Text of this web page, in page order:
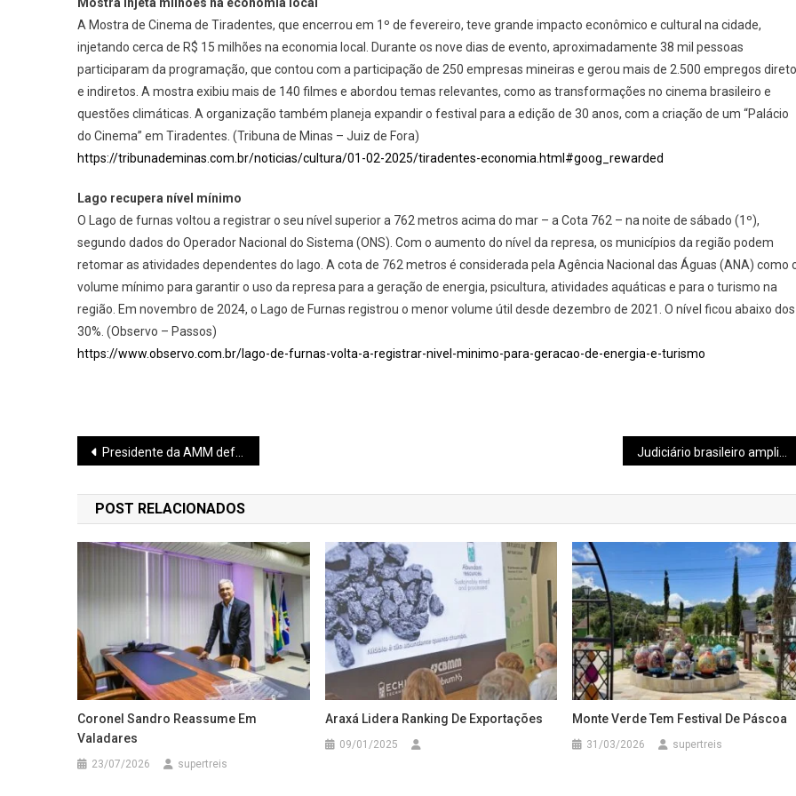
Mostra injeta milhões na economia local
A Mostra de Cinema de Tiradentes, que encerrou em 1º de fevereiro, teve grande impacto econômico e cultural na cidade,
injetando cerca de R$ 15 milhões na economia local. Durante os nove dias de evento, aproximadamente 38 mil pessoas
participaram da programação, que contou com a participação de 250 empresas mineiras e gerou mais de 2.500 empregos
e indiretos. A mostra exibiu mais de 140 filmes e abordou temas relevantes, como as transformações no cinema brasileiro e
questões climáticas. A organização também planeja expandir o festival para a edição de 30 anos, com a criação de um “Palácio
do Cinema” em Tiradentes. (Tribuna de Minas – Juiz de Fora)
https://tribunademinas.com.br/noticias/cultura/01-02-2025/tiradentes-economia.html#goog_rewarded
Lago recupera nível mínimo
O Lago de furnas voltou a registrar o seu nível superior a 762 metros acima do mar – a Cota 762 – na noite de sábado (1º),
segundo dados do Operador Nacional do Sistema (ONS). Com o aumento do nível da represa, os municípios da região podem
retomar as atividades dependentes do lago. A cota de 762 metros é considerada pela Agência Nacional das Águas (ANA) como
volume mínimo para garantir o uso da represa para a geração de energia, psicultura, atividades aquáticas e para o turismo na
região. Em novembro de 2024, o Lago de Furnas registrou o menor volume útil desde dezembro de 2021. O nível ficou abaixo dos
30%. (Observo – Passos)
https://www.observo.com.br/lago-de-furnas-volta-a-registrar-nivel-minimo-para-geracao-de-energia-e-turismo
Navegação
de
Post
Presidente da AMM defende beneficiamento do lítio e retenção de impostos na região do Vale do Jequitinhonha e Mucuri Judiciário brasileiro amplia cooperação com a Corte Interamericana de Direitos Humanos
POST RELACIONADOS
Coronel Sandro Reassume Em
Valadares
23/07/2026 supertreis
Araxá Lidera Ranking De Exportações
09/01/2025
Monte Verde Tem Festival De Páscoa
31/03/2026 supertreis